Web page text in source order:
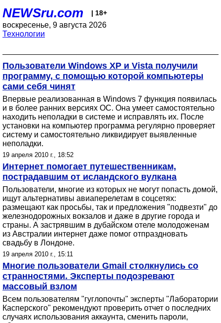
NEWSru.com | 18+
воскресенье, 9 августа 2026
Технологии
Пользователи Windows XP и Vista получили
программу, с помощью которой компьютеры
сами себя чинят
Впервые реализованная в Windows 7 функция появилась
и в более ранних версиях ОС. Она умеет самостоятельно
находить неполадки в системе и исправлять их. После
установки на компьютер программа регулярно проверяет
систему и самостоятельно ликвидирует выявленные
неполадки.
19 апреля 2010 г., 18:52
Интернет помогает путешественникам,
пострадавшим от исландского вулкана
Пользователи, многие из которых не могут попасть домой,
ищут альтернативы авиаперелетам в соцсетях:
размещают как просьбы, так и предложения "подвезти" до
железнодорожных вокзалов и даже в другие города и
страны. А застрявшим в дубайском отеле молодоженам
из Австралии интернет даже помог отпраздновать
свадьбу в Лондоне.
19 апреля 2010 г., 15:11
Многие пользователи Gmail столкнулись со
странностями. Эксперты подозревают
массовый взлом
Всем пользователям "гуглопочты" эксперты "Лаборатории
Касперского" рекомендуют проверить отчет о последних
случаях использования аккаунта, сменить пароли,